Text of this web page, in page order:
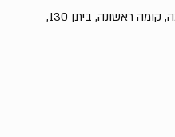
כתובתנו: דרך בן צבי 84, בניין פנורמה, קומה ראשונה, ביתן 130,